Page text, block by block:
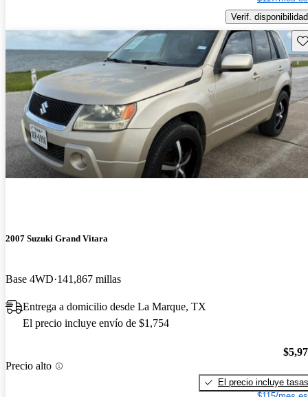
Verif. disponibilidad
2007 Suzuki Grand Vitara
Base 4WD 141,867 millas
Entrega a domicilio desde La Marque, TX
El precio incluye envío de $1,754
Precio alto
El precio incluye tasas